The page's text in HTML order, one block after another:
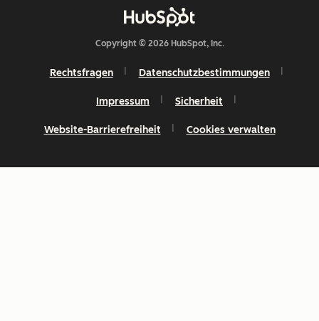
Copyright © 2026 HubSpot, Inc.
Rechtsfragen Datenschutzbestimmungen
Impressum Sicherheit
Website-Barrierefreiheit Cookies verwalten